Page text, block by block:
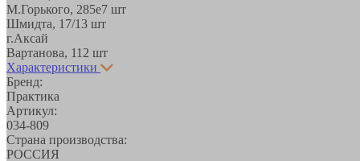
М.Горького, 285е7 шт
Шмидта, 17/13 шт
г.Аксай
Вартанова, 11 2 шт
Характеристики
Бренд:
Практика
Артикул:
034-809
Страна производства:
РОССИЯ